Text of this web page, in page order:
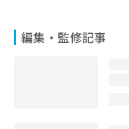
編集・監修記事